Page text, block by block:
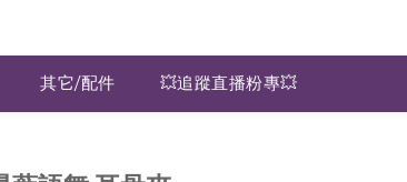
其它/配件 💥追蹤直播粉專💥